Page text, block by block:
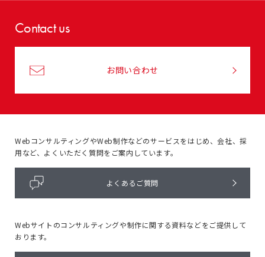
Contact us
お問い合わせ
WebコンサルティングやWeb制作などのサービスをはじめ、会社、採
用など、よくいただく質問をご案内しています。
よくあるご質問
Webサイトのコンサルティングや制作に関する資料などをご提供して
おります。